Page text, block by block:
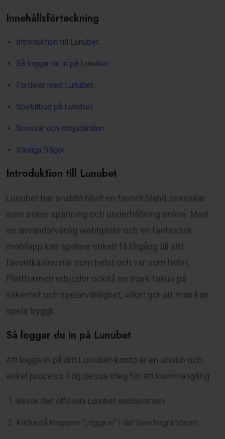
Innehållsförteckning
Introduktion till Lunubet
Så loggar du in på Lunubet
Fördelar med Lunubet
Spelutbud på Lunubet
Bonusar och erbjudanden
Vanliga frågor
Introduktion till Lunubet
Lunubet har snabbt blivit en favorit bland svenskar
som söker spänning och underhållning online. Med
en användarvänlig webbplats och en fantastisk
mobilapp kan spelare enkelt få tillgång till sitt
favoritkasino när som helst och var som helst.
Plattformen erbjuder också en stark fokus på
säkerhet och spelarvänlighet, vilket gör att man kan
spela tryggt.
Så loggar du in på Lunubet
Att logga in på ditt Lunubet-konto är en snabb och
enkel process. Följ dessa steg för att komma igång:
Besök den officiella Lunubet-webbplatsen.
Klicka på knappen “Logga in” i det övre högra hörnet.